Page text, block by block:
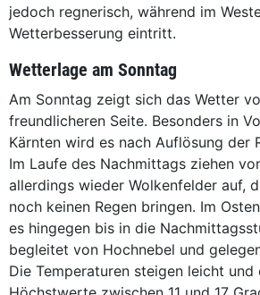
jedoch regnerisch, während im
Wetterbesserung eintritt.
Wetterlage am Sonntag
Am Sonntag zeigt sich das Wetter
freundlicheren Seite. Besonders in
Kärnten wird es nach Auflösung der
Im Laufe des Nachmittags ziehen
allerdings wieder Wolkenfelder auf,
noch keinen Regen bringen. Im
es hingegen bis in die
begleitet von Hochnebel und
Die Temperaturen steigen leicht und